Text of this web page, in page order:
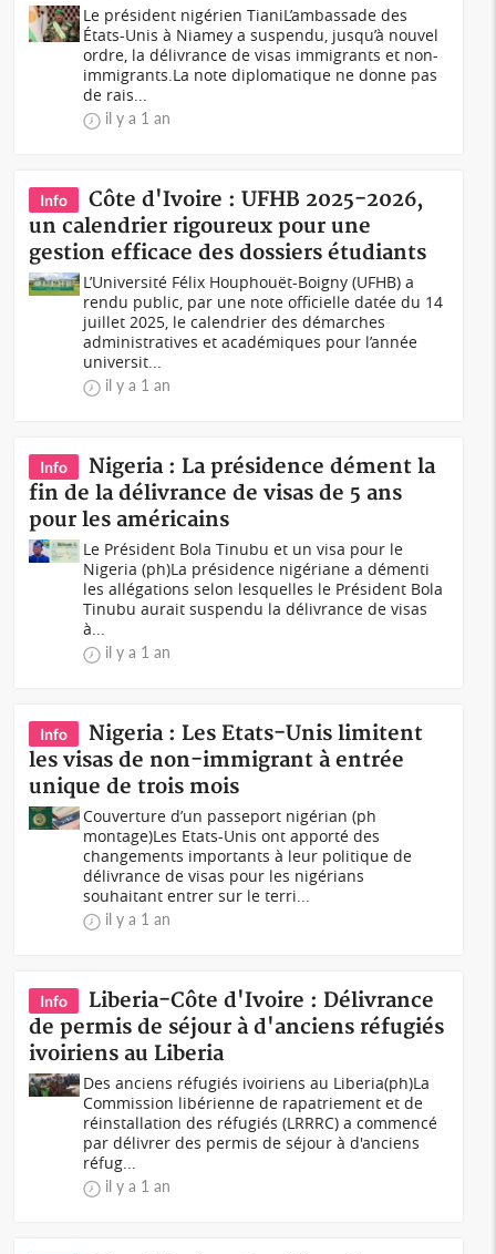
Le président nigérien TianiL’ambassade des
États-Unis à Niamey a suspendu, jusqu’à nouvel
ordre, la délivrance de visas immigrants et non-
immigrants.La note diplomatique ne donne pas
de rais...
il y a 1 an
Info
Côte d'Ivoire : UFHB 2025-2026,
un calendrier rigoureux pour une
gestion efficace des dossiers étudiants
L’Université Félix Houphouët-Boigny (UFHB) a
rendu public, par une note officielle datée du 14
juillet 2025, le calendrier des démarches
administratives et académiques pour l’année
universit...
il y a 1 an
Info
Nigeria : La présidence dément la
fin de la délivrance de visas de 5 ans
pour les américains
Le Président Bola Tinubu et un visa pour le
Nigeria (ph) La présidence nigériane a démenti
les allégations selon lesquelles le Président Bola
Tinubu aurait suspendu la délivrance de visas
à...
il y a 1 an
Info
Nigeria : Les Etats-Unis limitent
les visas de non-immigrant à entrée
unique de trois mois
Couverture d’un passeport nigérian (ph
montage)Les Etats-Unis ont apporté des
changements importants à leur politique de
délivrance de visas pour les nigérians
souhaitant entrer sur le terri...
il y a 1 an
Info
Liberia-Côte d'Ivoire : Délivrance
de permis de séjour à d'anciens réfugiés
ivoiriens au Liberia
Des anciens réfugiés ivoiriens au Liberia(ph)La
Commission libérienne de rapatriement et de
réinstallation des réfugiés (LRRRC) a commencé
par délivrer des permis de séjour à d'anciens
réfug...
il y a 1 an